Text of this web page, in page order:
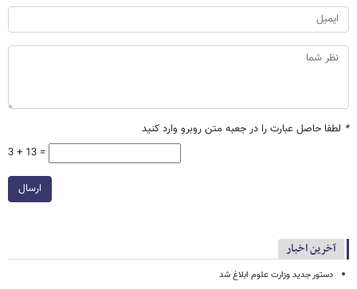
* لطفا حاصل عبارت را در جعبه متن روبرو وارد کنید
3 + 13 =
ارسال
آخرین اخبار
دستور جدید وزارت علوم ابلاغ شد